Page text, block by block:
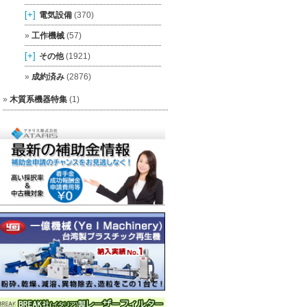
[+] 電気設備(370)
工作機械(57)
[+] その他(1921)
成約済み(2876)
木質系機器特集(1)